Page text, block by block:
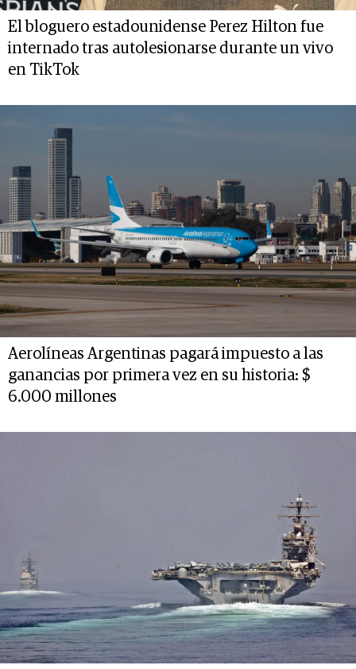
El bloguero estadounidense Perez Hilton fue
internado tras autolesionarse durante un vivo
en TikTok
Aerolíneas Argentinas pagará impuesto a las
ganancias por primera vez en su historia: $
6.000 millones